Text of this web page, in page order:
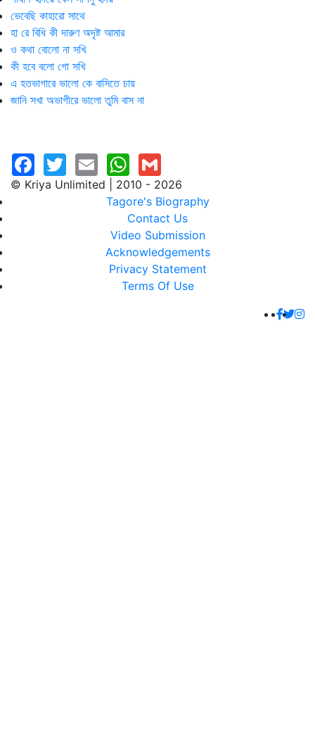
ভেবেছি কাহারো সাথে
হা রে বিধি কী দারুণ অদৃষ্ট আমার
ও কথা বোলো না সখি
কী হবে বলো গো সখি
এ হতভাগারে ভালো কে বাসিতে চায়
জানি সখা অভাগীরে ভালো তুমি বাস না
© Kriya Unlimited | 2010 - 2026
Tagore's Biography
Contact Us
Video Submission
Acknowledgements
Privacy Statement
Terms Of Use